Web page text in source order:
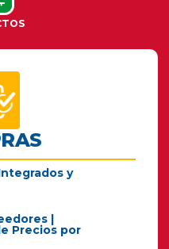
y
|
Precios por